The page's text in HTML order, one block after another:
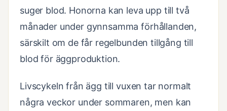
suger blod. Honorna kan leva upp till två
månader under gynnsamma förhållanden,
särskilt om de får regelbunden tillgång till
blod för äggproduktion.
Livscykeln från ägg till vuxen tar normalt
några veckor under sommaren, men kan